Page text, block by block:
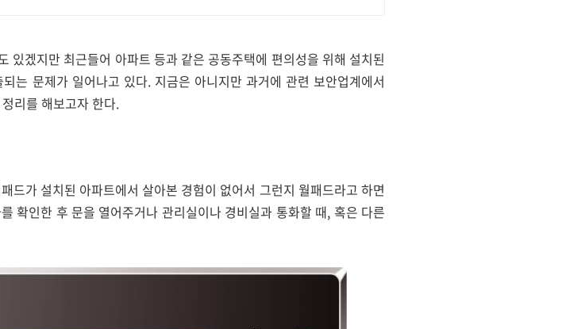
있겠지만 최근들어 아파트 등과 같은 공동주택에 편의성을 위해 설치된
는 문제가 일어나고 있다. 지금은 아니지만 과거에 관련 보안업계에서
리를 해보고자 한다.
드가 설치된 아파트에서 살아본 경험이 없어서 그런지 월패드라고 하면
확인한 후 문을 열어주거나 관리실이나 경비실과 통화할 때, 혹은 다른